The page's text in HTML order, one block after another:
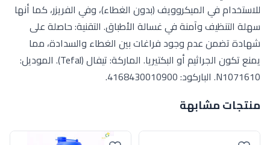
للاستخدام في الميكروويف (بدون الغطاء)، وفي الفريزر، كما أنها
سهلة التنظيف وآمنة في غسالة الأطباق. التقنية: حاصلة على
شهادة تضمن عدم وجود فراغات بين الغطاء والسدادة، مما
يمنع تكون الجراثيم أو البكتيريا. الماركة: تيفال (Tefal). الموديل:
N1071610. الباركود: 4168430010900.
منتجات مشابهة